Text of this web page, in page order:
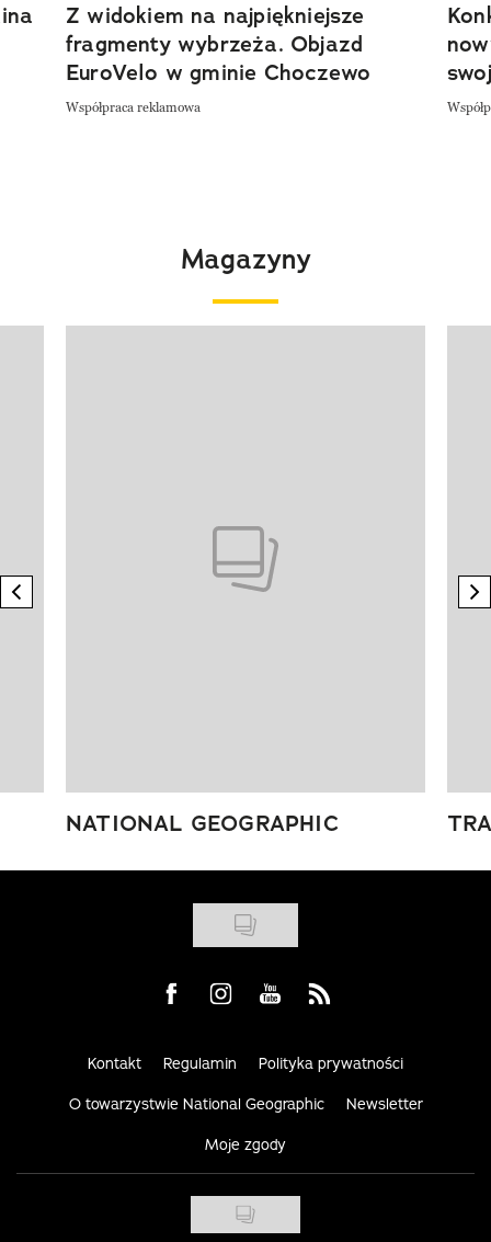
Z widokiem na najpiękniejsze
fragmenty wybrzeża. Objazd
EuroVelo w gminie Choczewo
Współpraca reklamowa
Magazyny
previous element
NATIONAL GEOGRAPHIC
Visit us on Facebook
Visit us on Instagram
Visit us on Youtube
Visit us on Rss
Kontakt Regulamin Polityka prywatności
O towarzystwie National Geographic Newsletter
Moje zgody